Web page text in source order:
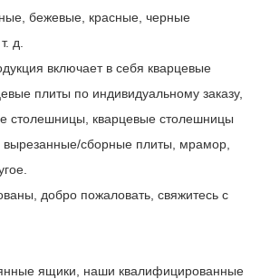
бежевые, красные, черные
д.
включает в себя кварцевые
плиты по индивидуальному заказу,
столешницы, кварцевые столешницы
вырезанные/сборные плиты, мрамор,
добро пожаловать, свяжитесь с
ящики, наши квалифицированные